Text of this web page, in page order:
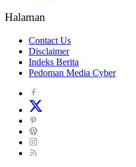
Halaman
Contact Us
Disclaimer
Indeks Berita
Pedoman Media Cyber